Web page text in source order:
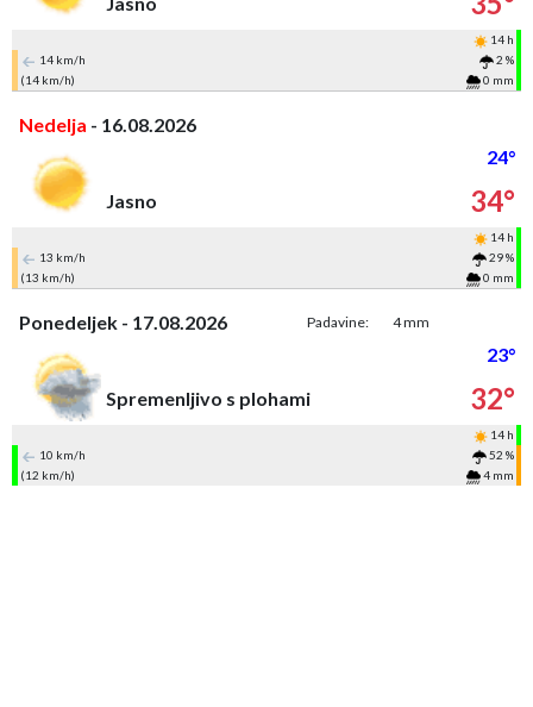
14 h
14 km/h
2 %
(14 km/h)
0 mm
Nedelja - 16.08.2026
24°
Jasno
34°
14 h
13 km/h
29 %
(13 km/h)
0 mm
Ponedeljek - 17.08.2026 Padavine: 4 mm
23°
Spremenljivo s plohami
32°
14 h
10 km/h
52 %
(12 km/h)
4 mm